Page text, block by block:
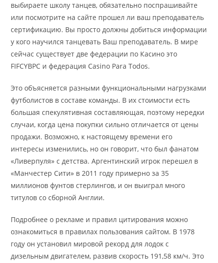
выбираете школу танцев, обязательно поспрашивайте
или посмотрите на сайте прошел ли ваш преподаватель
сертификацию. Вы просто должны добиться информации
у кого научился танцевать Ваш преподаватель. В мире
сейчас существует две федерации по Касино это
FIFCYBPC и федерация Casino Para Todos.
Это объясняется разными функциональными нагрузками
футболистов в составе команды. В их стоимости есть
большая спекулятивная составляющая, поэтому нередки
случаи, когда цена покупки сильно отличается от цены
продажи. Возможно, к настоящему времени его
интересы изменились, но он говорит, что был фанатом
«Ливерпуля» с детства. Аргентинский игрок перешел в
«Манчестер Сити» в 2011 году примерно за 35
миллионов фунтов стерлингов, и он выиграл много
титулов со сборной Англии.
Подробнее о рекламе и правил цитирования можно
ознакомиться в правилах пользования сайтом. В 1978
году он установил мировой рекорд для лодок с
дизельным двигателем, развив скорость 191,58 км/ч. Это